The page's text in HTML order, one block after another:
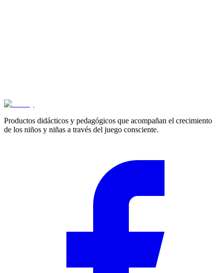
Cotizar
Productos didácticos y pedagógicos que acompañan el crecimiento
de los niños y niñas a través del juego consciente.